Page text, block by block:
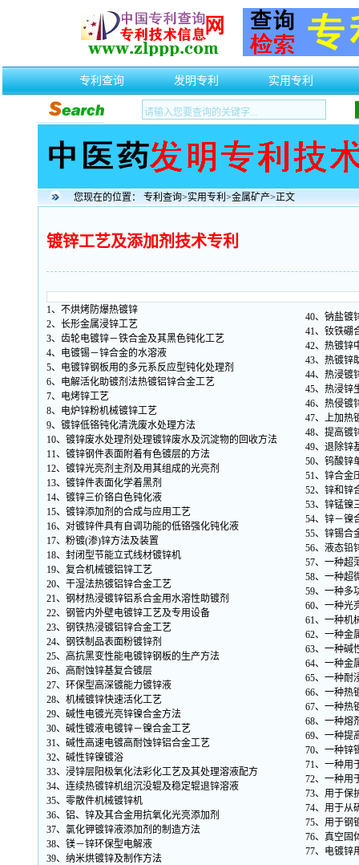
专利查询 发明专利 实用专利
您现在的位置： 专利查询>实用专利 >金属矿产>正文
镀锌工艺及添加剂技术专利
1、不烘烤防爆热镀锌
2、长形金属浸锌工艺
3、齿轮电镀锌－铁合金及其黑色钝化工艺
4、电镀锡－锌合金的水溶液
5、电镀锌钢板用的多元系反应型钝化处理剂
6、电解活化助镀剂法热镀铝锌合金工艺
7、电烤锌工艺
8、电炉锌粉机械镀锌工艺
9、镀锌低铬钝化清洗废水处理方法
10、镀锌废水处理剂处理镀锌废水及沉淀物的回收方法
11、镀锌钢件表面附着有色镀层的方法
12、镀锌光亮剂主剂及用其组成的光亮剂
13、镀锌件表面化学着黑剂
14、镀锌三价铬白色钝化液
15、镀锌添加剂的合成与应用工艺
16、对镀锌件具有自调功能的低铬强化钝化液
17、粉镀(渗)锌方法及装置
18、封闭型节能立式线材镀锌机
19、复合机械镀铝锌工艺
20、干湿法热镀铝锌合金工艺
21、钢材热浸镀锌铝系合金用水溶性助镀剂
22、钢管内外壁电镀锌工艺及专用设备
23、钢铁热浸镀铝锌合金工艺
24、钢铁制品表面粉镀锌剂
25、高抗黑变性能电镀锌钢板的生产方法
26、高耐蚀锌基复合镀层
27、环保型高深镀能力镀锌液
28、机械镀锌快速活化工艺
29、碱性电镀光亮锌镍合金方法
30、碱性镀液电镀锌－镍合金工艺
31、碱性高速电镀高耐蚀锌铝合金工艺
32、碱性锌镍镀浴
33、浸锌层阳极氧化法彩化工艺及其处理溶液配方
34、连续热镀锌机组沉没辊及稳定辊退锌溶液
35、零散件机械镀锌机
36、铝、锌及其合金用抗氧化光亮添加剂
37、氯化钾镀锌液添加剂的制造方法
38、镁－锌环保型电解液
39、纳米烘镀锌及制作方法
40、钠盐镀
41、钕铁硼
42、热镀锌
43、热镀锌
44、热浸镀
45、热浸锌
46、热侵镀
47、上加热
48、提高镀
49、退除锌
50、钨酸锌
51、锌合金
52、锌和锌
53、锌锰镍
54、锌－镍
55、锌锡合
56、液态铅
57、一种超
58、一种超
59、一种多
60、一种光
61、一种机
62、一种金
63、一种碱
64、一种金
65、一种耐
66、一种热
67、一种热
68、一种熔
69、一种提
70、一种锌
71、一种用
72、一种用
73、用于保
74、用于从
75、用于钢
76、真空固
77、电镀锌